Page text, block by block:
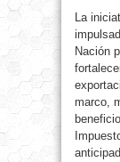
La
Nación
marco,